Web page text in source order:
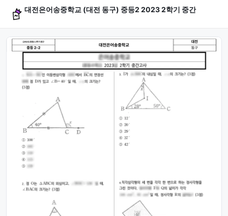
대전은어송중학교 (대전 동구) 중등2 2023 2학기 중간
문제 미리보기 (4문항)